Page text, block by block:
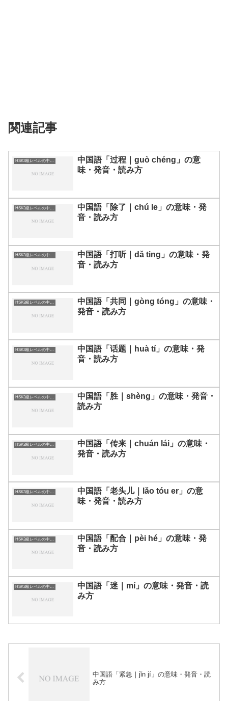
関連記事
中国語「过程｜guò chéng」の意
味・発音・読み方
中国語「除了｜chú le」の意味・発
音・読み方
HSK3級レベルの中国語
中国語「打听｜dǎ ting」の意味・発
音・読み方
HSK3級レベルの中国語
中国語「共同｜gòng tóng」の意味・
発音・読み方
HSK3級レベルの中国語
中国語「话题｜huà tí」の意味・発
音・読み方
HSK3級レベルの中国語
中国語「胜｜shèng」の意味・発音・
読み方
HSK3級レベルの中国語
中国語「传来｜chuán lái」の意味・
発音・読み方
HSK3級レベルの中国語
中国語「老头儿｜lǎo tóu er」の意
味・発音・読み方
中国語「配合｜pèi hé」の意味・発
音・読み方
中国語「迷｜mí」の意味・発音・読
み方
中国語「紧急｜jǐn jí」の意味・発音・読
み方